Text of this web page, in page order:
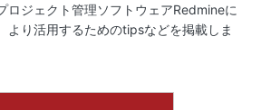
ロジェクト管理ソフトウェアRedmineに
より活用するためのtipsなどを掲載しま